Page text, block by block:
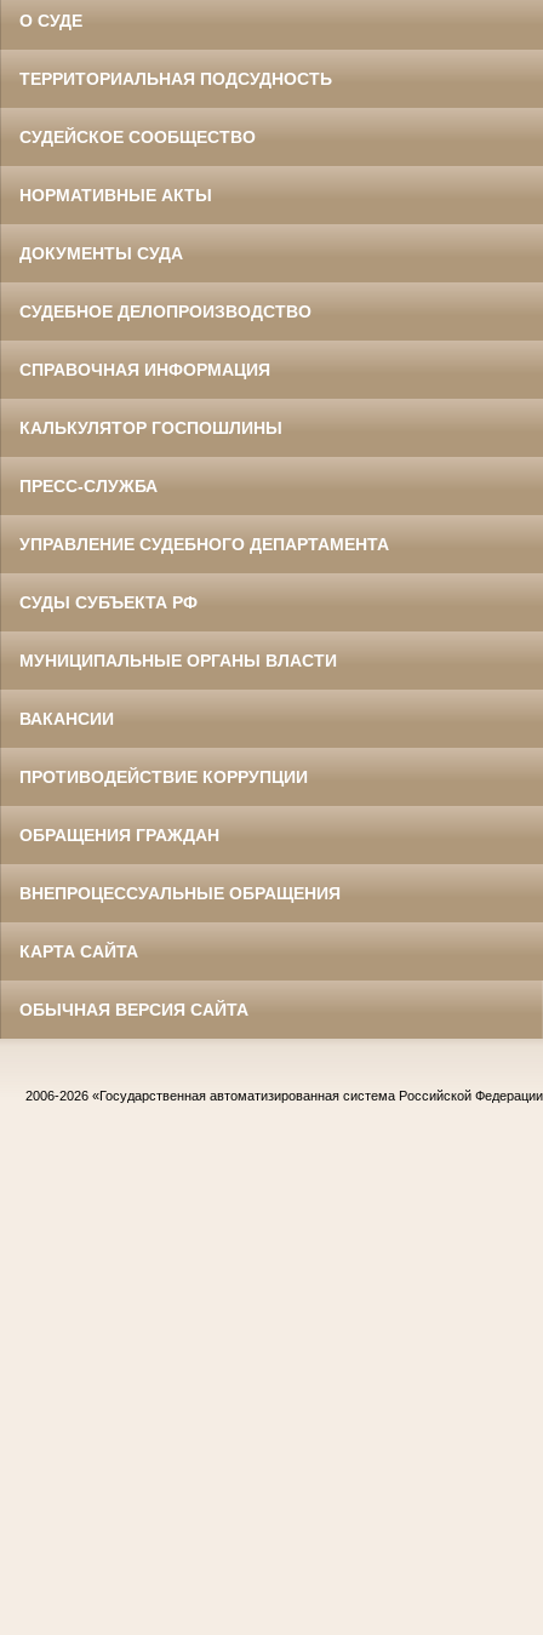
О СУДЕ
ТЕРРИТОРИАЛЬНАЯ ПОДСУДНОСТЬ
СУДЕЙСКОЕ СООБЩЕСТВО
НОРМАТИВНЫЕ АКТЫ
ДОКУМЕНТЫ СУДА
СУДЕБНОЕ ДЕЛОПРОИЗВОДСТВО
СПРАВОЧНАЯ ИНФОРМАЦИЯ
КАЛЬКУЛЯТОР ГОСПОШЛИНЫ
ПРЕСС-СЛУЖБА
УПРАВЛЕНИЕ СУДЕБНОГО ДЕПАРТАМЕНТА
СУДЫ СУБЪЕКТА РФ
МУНИЦИПАЛЬНЫЕ ОРГАНЫ ВЛАСТИ
ВАКАНСИИ
ПРОТИВОДЕЙСТВИЕ КОРРУПЦИИ
ОБРАЩЕНИЯ ГРАЖДАН
ВНЕПРОЦЕССУАЛЬНЫЕ ОБРАЩЕНИЯ
КАРТА САЙТА
ОБЫЧНАЯ ВЕРСИЯ САЙТА
2006-2026 «Государственная автоматизированная система Российской